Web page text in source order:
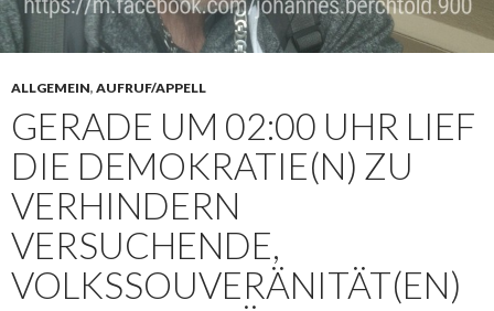
ALLGEMEIN, AUFRUF/APPELL
GERADE UM 02:00 UHR LIEF
DIE DEMOKRATIE(N) ZU
VERHINDERN
VERSUCHENDE,
VOLKSSOUVERÄNITÄT(EN)